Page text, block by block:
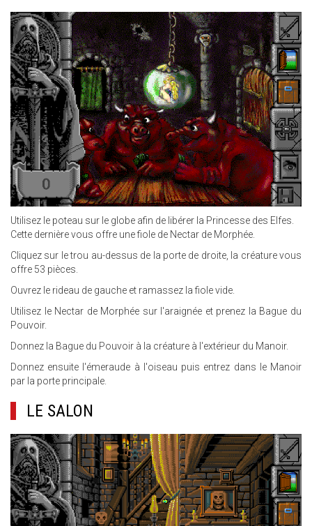
Utilisez le poteau sur le globe afin de libérer la Princesse des Elfes.
Cette dernière vous offre une fiole de Nectar de Morphée.
Cliquez sur le trou au-dessus de la porte de droite, la créature vous
offre 53 pièces.
Ouvrez le rideau de gauche et ramassez la fiole vide.
Utilisez le Nectar de Morphée sur l'araignée et prenez la Bague du
Pouvoir.
Donnez la Bague du Pouvoir à la créature à l'extérieur du Manoir.
Donnez ensuite l'émeraude à l'oiseau puis entrez dans le Manoir
par la porte principale.
LE SALON